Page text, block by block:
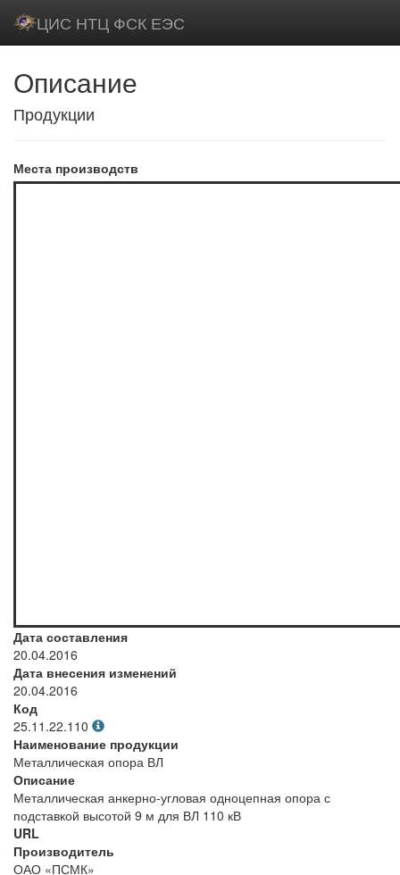
ЦИС НТЦ ФСК ЕЭС
Описание
Продукции
Места производств
Дата составления
20.04.2016
Дата внесения изменений
20.04.2016
Код
25.11.22.110
Наименование продукции
Металлическая опора ВЛ
Описание
Металлическая анкерно-угловая одноцепная опора с
подставкой высотой 9 м для ВЛ 110 кВ
URL
Производитель
ОАО «ПСМК»